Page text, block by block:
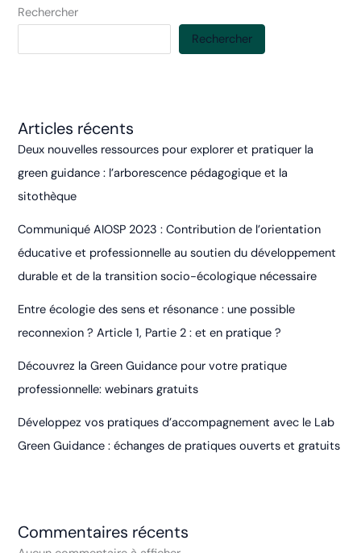
principes
d’un
Rechercher
Rechercher
Articles récents
Deux nouvelles ressources pour explorer et pratiquer la
green guidance : l’arborescence pédagogique et la
sitothèque
Communiqué AIOSP 2023 : Contribution de l’orientation
éducative et professionnelle au soutien du développement
durable et de la transition socio-écologique nécessaire
Entre écologie des sens et résonance : une possible
reconnexion ? Article 1, Partie 2 : et en pratique ?
Découvrez la Green Guidance pour votre pratique
professionnelle: webinars gratuits
Développez vos pratiques d’accompagnement avec le Lab
Green Guidance : échanges de pratiques ouverts et gratuits
Commentaires récents